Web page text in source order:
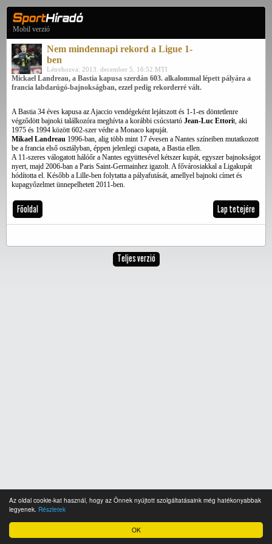
OK
Az oldal cookie-kat használ, hogy az Önnek nyújtott szolgáltatásaink még hatékonyabbak
legyenek. Részletek
Mobil verzió
Nem mindennapi rekord a Ligue 1-
ben
Létrehozva: 2013. december 5. 16:52 MTI
Mickael Landreau, a Bastia kapusa szerdán 603. alkalommal lépett pályára a
francia labdarúgó-bajnokságban, ezzel pedig rekorderré vált.
A Bastia 34 éves kapusa az Ajaccio vendégeként lejátszott és 1-1-es döntetlenre
végződött bajnoki találkozóra meghívta a korábbi csúcstartó Jean-Luc Ettorit, aki
1975 és 1994 között 602-szer védte a Monaco kapuját.
Mikael Landreau 1996-ban, alig több mint 17 évesen a Nantes színeiben mutatkozott
be a francia első osztályban, éppen jelenlegi csapata, a Bastia ellen.
A 11-szeres válogatott hálóőr a Nantes együttesével kétszer kupát, egyszer bajnokságot
nyert, majd 2006-ban a Paris Saint-Germainhez igazolt. A fővárosiakkal a Ligakupát
hódította el. Később a Lille-ben folytatta a pályafutását, amellyel bajnoki címet és
kupagyőzelmet ünnepelhetett 2011-ben.
Főoldal Lap tetejére
Teljes verzió